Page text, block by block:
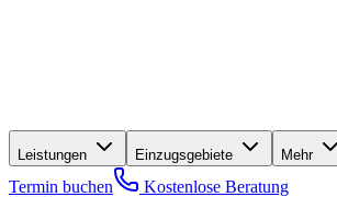
Leistungen Einzugsgebiete Mehr
Termin buchen Kostenlose Beratung